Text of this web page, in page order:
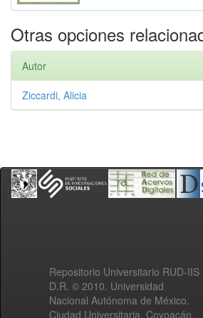
Otras opciones
Autor
Ziccardi, Alicia
Repositorio Universitario RUD-IIS
D.R. © 2010. Universidad
Nacional Autónoma de México.
Ciudad Universitaria, Coyoacán,